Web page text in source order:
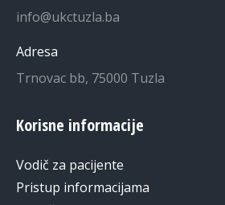
info@ukctuzla.ba
Adresa
Trnovac bb, 75000 Tuzla
Korisne informacije
Vodič za pacijente
Pristup informacijama